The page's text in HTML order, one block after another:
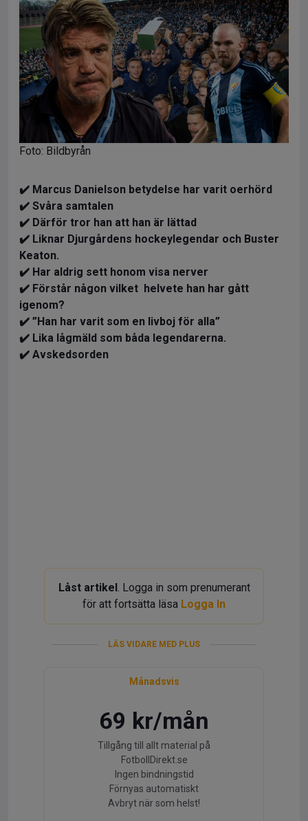
Foto: Bildbyrån
✔️ Marcus Danielson betydelse har varit oerhörd
✔️ Svåra samtalen
✔️ Därför tror han att han är lättad
✔️ Liknar Djurgårdens hockeylegendar och Buster
Keaton.
✔️ Har aldrig sett honom visa nerver
✔️ Förstår någon vilket helvete han har gått
igenom?
✔️ ”Han har varit som en livboj för alla”
✔️ Lika lågmäld som båda legendarerna.
✔️ Avskedsorden
Låst artikel . Logga in som prenumerant
för att fortsätta läsa Logga In
LÄS VIDARE MED PLUS
Månadsvis
69 kr/mån
Tillgång till allt material på
FotbollDirekt.se
Ingen bindningstid
Förnyas automatiskt
Avbryt när som helst!